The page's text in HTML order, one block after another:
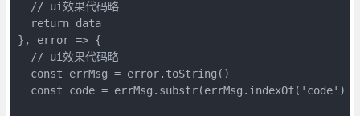
  // ui效果代码略
  return data
}, error => {
  // ui效果代码略
  const errMsg = error.toString()
const code = errMsg.substr(errMsg.indexOf('code')